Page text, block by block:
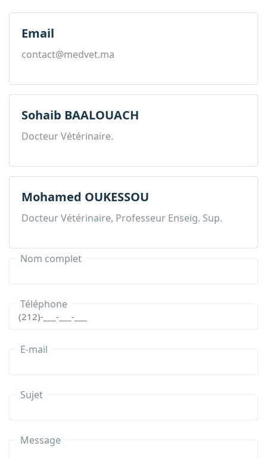
Email
contact@medvet.ma
Sohaib BAALOUACH
Docteur Vétérinaire.
Mohamed OUKESSOU
Docteur Vétérinaire, Professeur Enseig. Sup.
Nom complet
Téléphone
E-mail
Sujet
Message